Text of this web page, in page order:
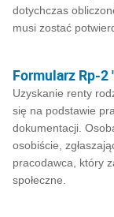
dotychczas
musi zostać
Formularz Rp-
Uzyskanie renty
się na podstawie
dokumentacji.
osobiście,
pracodawca, który
społeczne.